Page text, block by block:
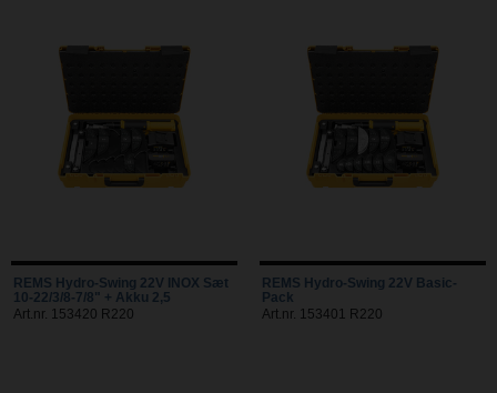
REMS Hydro-Swing 22V INOX Sæt
10-22/3/8-7/8" + Akku 2,5
Art.nr. 153420 R220
REMS Hydro-Swing 22V Basic-
Pack
Art.nr. 153401 R220